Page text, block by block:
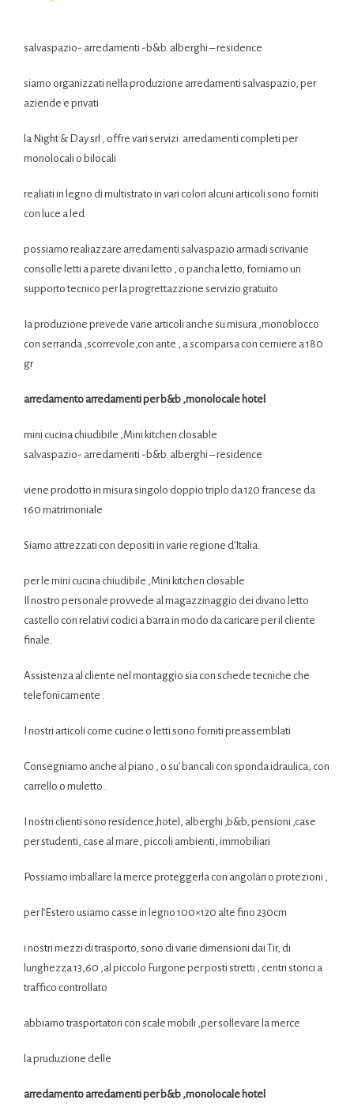
salvaspazio- arredamenti -b&b. alberghi – residence
siamo organizzati nella produzione arredamenti salvaspazio, per
aziende e privati
la Night & Day srl , offre vari servizi. arredamenti completi per
monolocali o bilocali
realiati in legno di multistrato in vari colori alcuni articoli sono forniti
con luce a led
possiamo realiazzare arredamenti salvaspazio armadi scrivanie
consolle letti a parete divani letto , o pancha letto, forniamo un
supporto tecnico per la progrettazzione servizio gratuito
Ia produzione prevede varie articoli anche su misura ,monoblocco
con serranda ,scorrevole,con ante , a scomparsa con cerniere a 180
gr
arredamento arredamenti per b&b ,monolocale hotel
mini cucina chiudibile ,Mini kitchen closable
salvaspazio- arredamenti -b&b. alberghi – residence
viene prodotto in misura singolo doppio triplo da 120 francese da
160 matrimoniale
Siamo attrezzati con depositi in varie regione d’Italia.
per le mini cucina chiudibile ,Mini kitchen closable
Il nostro personale provvede al magazzinaggio dei divano letto
castello con relativi codici a barra in modo da caricare per il cliente
finale.
Assistenza al cliente nel montaggio sia con schede tecniche che
telefonicamente .
I nostri articoli come cucine o letti sono forniti preassemblati
Consegniamo anche al piano , o su’ bancali con sponda idraulica, con
carrello o muletto .
I nostri clienti sono residence,hotel, alberghi ,b&b, pensioni ,case
per studenti, case al mare, piccoli ambienti, immobiliari
Possiamo imballare la merce proteggerla con angolari o protezioni ,
per l’Estero usiamo casse in legno 100×120 alte fino 230cm
i nostri mezzi di trasporto, sono di varie dimensioni dai Tir, di
lunghezza 13,60 ,al piccolo Furgone per posti stretti , centri storici a
traffico controllato
abbiamo trasportatori con scale mobili ,per sollevare la merce
la pruduzione delle
arredamento arredamenti per b&b ,monolocale hotel